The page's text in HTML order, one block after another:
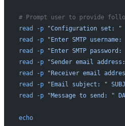
# Prompt user to provide
read
-p "Configuration set: "
read
-p "Enter SMTP username:
read
-p "Enter SMTP password:
read
-p "Sender email
read
-p "Receiver email
read
-p "Email subject: "
read
-p "Message to send: "
echo